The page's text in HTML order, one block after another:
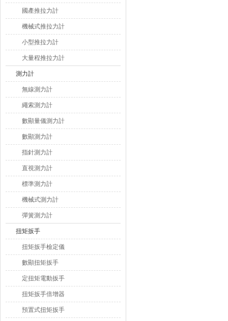
國產推拉力計
機械式推拉力計
小型推拉力計
大量程推拉力計
測力計
無線測力計
繩索測力計
數顯量儀測力計
數顯測力計
指針測力計
直視測力計
標準測力計
機械式測力計
彈簧測力計
扭矩扳手
扭矩扳手檢定儀
數顯扭矩扳手
定扭矩電動扳手
扭矩扳手倍增器
預置式扭矩扳手